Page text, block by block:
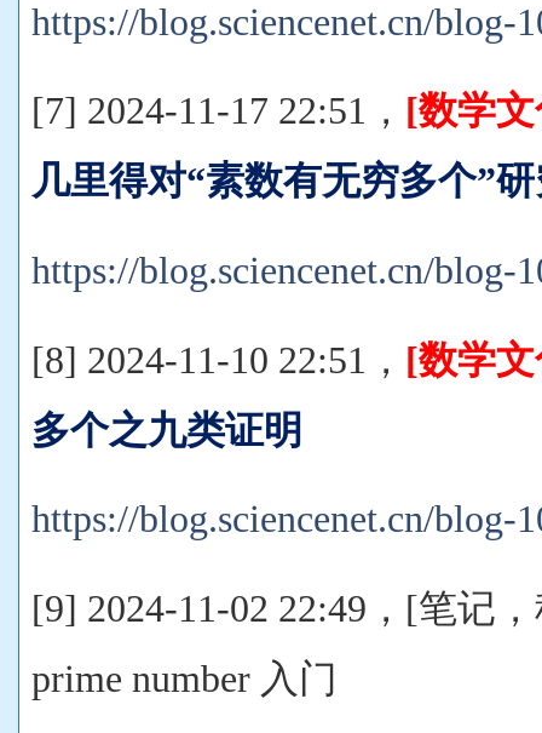
https://blog.sciencenet.cn/blog-
[7] 2024-11-17 22:51， [数学
几里得对“素数有无穷多个”
https://blog.sciencenet.cn/blog-
[8] 2024-11-10 22:51， [数学
多个之九类证明
https://blog.sciencenet.cn/blog-
[9] 2024-11-02 22:49，[笔记
prime number 入门